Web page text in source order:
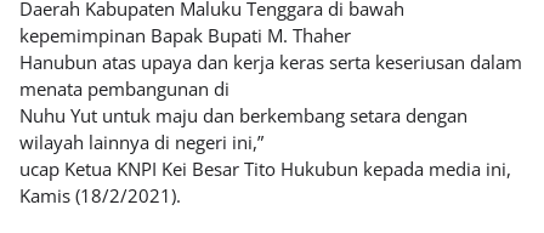
Daerah Kabupaten Maluku Tenggara di bawah
kepemimpinan Bapak Bupati M. Thaher
Hanubun atas upaya dan kerja keras serta keseriusan dalam
menata pembangunan di
Nuhu Yut untuk maju dan berkembang setara dengan
wilayah lainnya di negeri ini,”
ucap Ketua KNPI Kei Besar Tito Hukubun kepada media ini,
Kamis (18/2/2021).